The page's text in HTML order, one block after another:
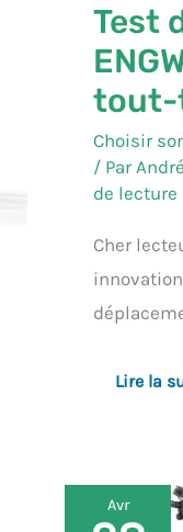
Test
tout-
Choisir
/ Par
de lecture
Cher
Lire la
Avr
Test